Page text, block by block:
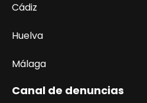
Cádiz
Huelva
Málaga
Canal de denuncias